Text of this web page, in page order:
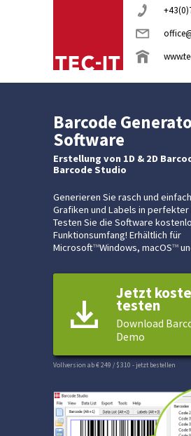
Barcode
Software
Erstellung von 1D & 2D
Barcode Studio
Generieren Sie rasch und
Grafiken und Labels in
Testen Sie die Software
Funktionsumfang! Erhältlich für
Microsoft™Windows, macOS™
Jetzt
testen
Download
Demo
Vollversion ab € 249 / $ 310 - jetzt bestellen